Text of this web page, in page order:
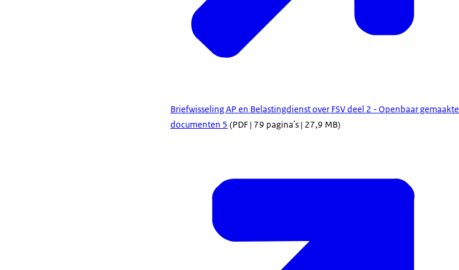
Briefwisseling AP en Belastingdienst over FSV deel 2 - Openbaar gemaakte
documenten 5 (PDF | 79 pagina's | 27,9 MB)